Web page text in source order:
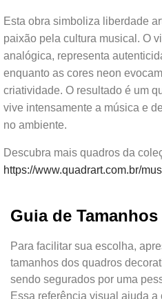
Esta obra simboliza liberdade
paixão pela cultura musical. O
analógica, representa
enquanto as cores neon
criatividade. O resultado é um
vive intensamente a música e
no ambiente.
Descubra mais quadros da
https://www.quadrart.com.br/
Guia de Tamanhos
Para facilitar sua escolha,
tamanhos dos quadros
sendo segurados por uma
Essa referência visual ajuda a